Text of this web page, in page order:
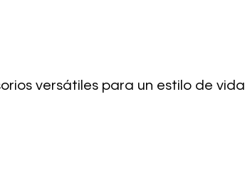
versátiles para un estilo de vida